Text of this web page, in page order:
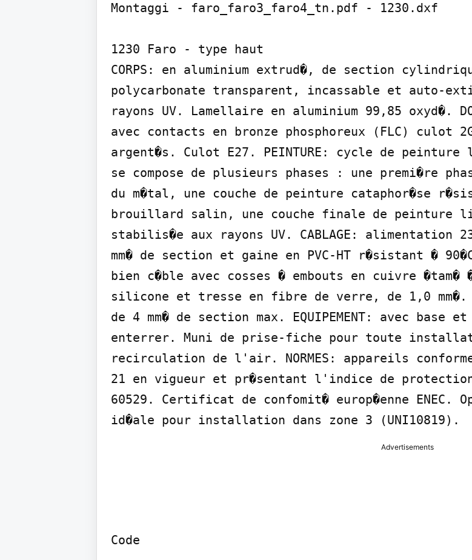
Montaggi - faro_faro3_faro4_tn.pdf - 1230.dxf
1230 Faro - type haut
CORPS: en aluminium extrud�, de section
polycarbonate transparent, incassable et auto-
rayons UV. Lamellaire en aluminium 99,85 oxyd�.
avec contacts en bronze phosphoreux (FLC) culot
argent�s. Culot E27. PEINTURE: cycle de
se compose de plusieurs phases : une premi�re
du m�tal, une couche de peinture cataphor�se
brouillard salin, une couche finale de peinture
stabilis�e aux rayons UV. CABLAGE: alimentation
mm� de section et gaine en PVC-HT r�sistant �
bien c�ble avec cosses � embouts en cuivre
silicone et tresse en fibre de verre, de 1,0 mm�.
de 4 mm� de section max. EQUIPEMENT: avec base
enterrer. Muni de prise-fiche pour toute
recirculation de l'air. NORMES: appareils
21 en vigueur et pr�sentant l'indice de protection
60529. Certificat de confomit� europ�enne ENEC.
id�ale pour installation dans zone 3 (UNI10819).
Advertisements
Code